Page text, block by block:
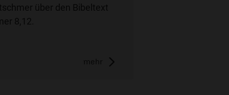
über den Bibeltext
8,12.
mehr